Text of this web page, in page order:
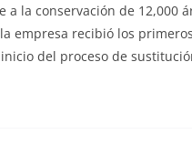
la conservación de 12,000
empresa recibió los
del proceso de